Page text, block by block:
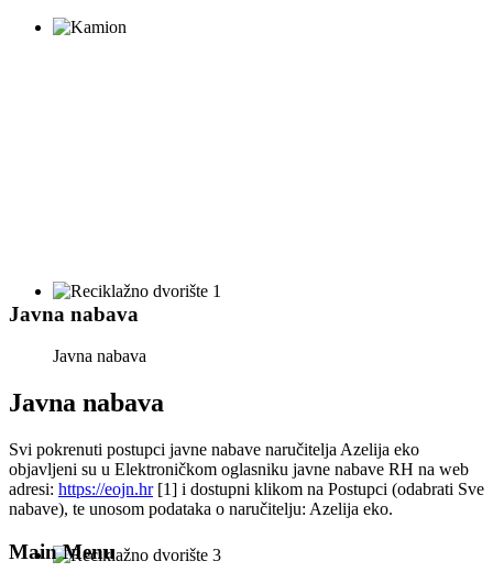
Javna nabava
Javna nabava
Javna nabava
Svi pokrenuti postupci javne nabave naručitelja Azelija eko
objavljeni su u Elektroničkom oglasniku javne nabave RH na web
adresi: https://eojn.hr[1] i dostupni klikom na Postupci (odabrati Sve
nabave), te unosom podataka o naručitelju: Azelija eko.
Main Menu